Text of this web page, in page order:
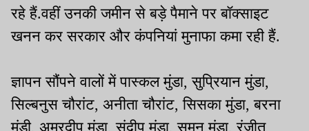
रहे हैं.वहीं उनकी जमीन से बड़े पैमाने पर बॉक्साइट
खनन कर सरकार और कंपनियां मुनाफा कमा रही हैं.
ज्ञापन सौंपने वालों में पास्कल मुंडा,सुप्रियान मुंडा,
सिल्बनुस चौरांट, अनीता चौरांट,सिसका मुंडा,बरना
मुंडी, अमरदीप मुंडा,संदीप मुंडा,सुमन मुंडा,रंजीत